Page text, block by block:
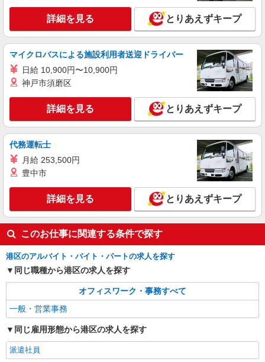
東京美装興業株式会社 東京第一支店
事務スタッフ
月給24万円〜30万円 ※経験・能力による 年収
例※32歳、事務歴2年 （1年目）年収3,030,000円
※月給250,000円 （2年目）年収3,440,000円※月
給260,000円、賞与年2回含む （3年目）年収
3,540,000円※月給260,000円、賞与年2回含む
東京都港区南青山3丁目（請負先）
キープ 詳細を見る
正社員
事務スタッフ
月給24万円〜30万円 ※経験・能力による 年収
例※32歳、事務歴2年 （1年目）年収3,030,000円
※月給250,000円 （2年目）年収3,440,000円※月
給260,000円、賞与年2回含む （3年目）年収
3,540,000円※月給260,000円、賞与年2回含む
東京都港区六本木３丁目（請負先）
キープ
詳細を見る とりあえずキープ
マイクロバスによる施設利用者送迎ドライバー
日給 10,900円〜10,900円
神戸市須磨区
詳細を見る とりあえずキープ
代務運転士
月給 253,500円
豊中市
詳細を見る とりあえずキープ
このお仕事に関連する条件で探す
港区のアルバイト・バイト・パートの求人を探す
同じ職種から港区の求人を探す
オフィスワーク・事務すべて
一般・営業事務
同じ雇用形態から港区の求人を探す
派遣社員